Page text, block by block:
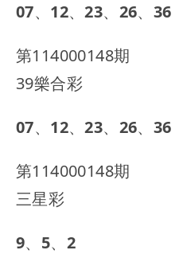
07、12、23、26、36
第114000148期
39樂合彩
07、12、23、26、36
第114000148期
三星彩
9、5、2